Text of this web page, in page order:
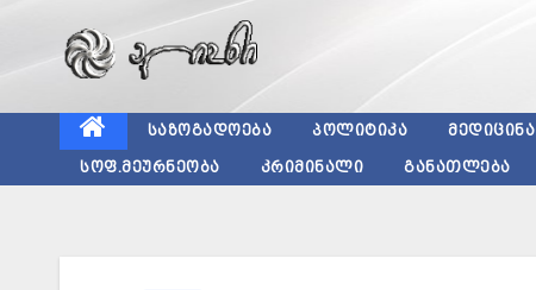
ᲡᲐᲖᲝᲒᲐᲓᲝᲔᲑᲐ ᲞᲝᲚᲘᲢᲘᲙᲐ ᲛᲔᲓᲘᲪᲘᲜᲐ
ᲡᲝᲤ.ᲛᲔᲣᲠᲜᲔᲝᲑᲐ ᲙᲠᲘᲛᲘᲜᲐᲚᲘ ᲒᲐᲜᲐᲗᲚᲔᲑᲐ